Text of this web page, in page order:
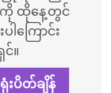
ကို ထိုနေ့တွင်
ကြောင်း
။
ရုံးပိတ်ချိန်